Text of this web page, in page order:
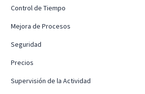
Control de Tiempo
Mejora de Procesos
Seguridad
Precios
Supervisión de la Actividad